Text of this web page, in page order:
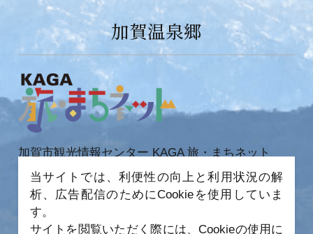
加賀温泉郷
加賀市観光情報センター KAGA 旅・まちネット
〒922-0423
石川県加賀市作見町ヲ6-2 JR 加賀温泉駅内
TEL 0761-72-6678
当サイトでは、利便性の向上と利用状況の解
析、広告配信のためにCookieを使用していま
す。
サイトを閲覧いただく際には、Cookieの使用に